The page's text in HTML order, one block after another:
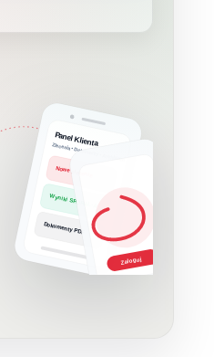
Panel Klienta
Zlecenia • Dokumenty • Archiwum
Nowe zlecenie
Wyniki SPORAL-A
Dokumenty PDF
Zaloguj